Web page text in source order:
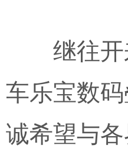
继往
车乐宝数
诚希望与